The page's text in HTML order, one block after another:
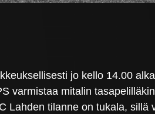
jo kello 14.00
varmistaa mitalin
tilanne on tukala, sillä